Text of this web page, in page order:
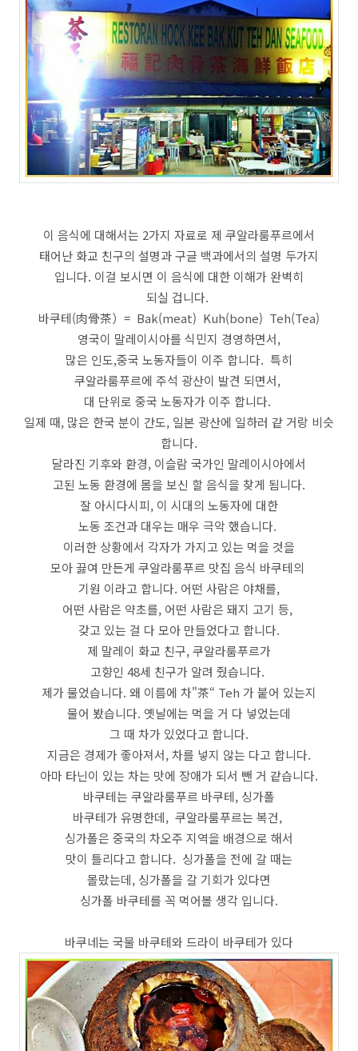
이 음식에 대해서는 2가지 자료로 제 쿠알라룸푸르에서
태어난 화교 친구의 설명과 구글 백과에서의 설명 두가지
입니다. 이걸 보시면 이 음식에 대한 이해가 완벽히
되실 겁니다.
바쿠테(肉骨茶）= Bak(meat) Kuh(bone) Teh(Tea)
영국이 말레이시아를 식민지 경영하면서,
많은 인도,중국 노동자들이 이주 합니다. 특히
쿠알라룸푸르에 주석 광산이 발견 되면서,
대 단위로 중국 노동자가 이주 합니다.
일제 때, 많은 한국 분이 간도, 일본 광산에 일하러 같 거랑 비슷
합니다.
달라진 기후와 환경, 이슬람 국가인 말레이시아에서
고된 노동 환경에 몸을 보신 할 음식을 찾게 됨니다.
잘 아시다시피, 이 시대의 노동자에 대한
노동 조건과 대우는 매우 극악 했습니다.
이러한 상황에서 각자가 가지고 있는 먹을 것을
모아 끓여 만든게 쿠알라룸푸르 맛집 음식 바쿠테의
기원 이라고 합니다. 어떤 사람은 야채를,
어떤 사람은 약초를, 어떤 사람은 돼지 고기 등,
갖고 있는 걸 다 모아 만들었다고 합니다.
제 말레이 화교 친구, 쿠알라룸푸르가
고향인 48세 친구가 알려 줬습니다.
제가 물었습니다. 왜 이름에 차"茶“ Teh 가 붙어 있는지
물어 봤습니다. 옛날에는 먹을 거 다 넣었는데
그 때 차가 있었다고 합니다.
지금은 경제가 좋아져서, 차를 넣지 않는 다고 합니다.
아마 타닌이 있는 차는 맛에 장애가 되서 뺀 거 같습니다.
바쿠테는 쿠알라룸푸르 바쿠테, 싱가폴
바쿠테가 유명한데, 쿠알라룸푸르는 복건,
싱가폴은 중국의 차오주 지역을 배경으로 해서
맛이 틀리다고 합니다. 싱가폴을 전에 갈 때는
몰랐는데, 싱가폴을 갈 기회가 있다면
싱가폴 바쿠테를 꼭 먹어볼 생각 입니다.
바쿠네는 국물 바쿠테와 드라이 바쿠테가 있다